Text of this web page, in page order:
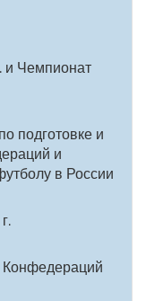
и Чемпионат
подготовке и
и
в России
Конфедераций